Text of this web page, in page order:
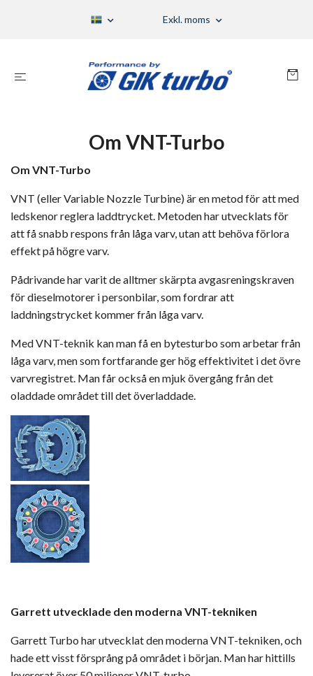
Exkl. moms
Om VNT-Turbo
Om VNT-Turbo
VNT (eller Variable Nozzle Turbine) är en metod för att med
ledskenor reglera laddtrycket. Metoden har utvecklats för
att få snabb respons från låga varv, utan att behöva förlora
effekt på högre varv.
Pådrivande har varit de alltmer skärpta avgasreningskraven
för dieselmotorer i personbilar, som fordrar att
laddningstrycket kommer från låga varv.
Med VNT-teknik kan man få en bytesturbo som arbetar från
låga varv, men som fortfarande ger hög effektivitet i det övre
varvregistret. Man får också en mjuk övergång från det
oladdade området till det överladdade.
Garrett utvecklade den moderna VNT-tekniken
Garrett Turbo har utvecklat den moderna VNT-tekniken, och
hade ett visst försprång på området i början. Man har hittills